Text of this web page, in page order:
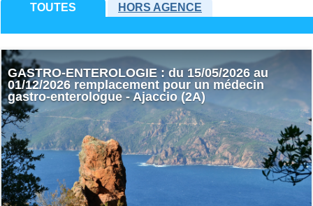
TOUTES HORS AGENCE
GASTRO-ENTEROLOGIE : du 15/05/2026 au
01/12/2026 remplacement pour un médecin
gastro-enterologue - Ajaccio (2A)